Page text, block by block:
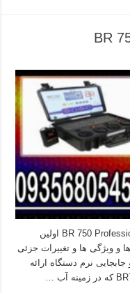
BR-System تصمیم گرفته است فلزیاب BR 750 Professional اولین
و ویژگی ها و تغییرات جزئی
نرم دستگاه ارائه